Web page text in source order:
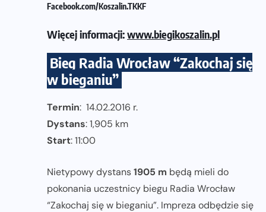
Facebook.com/Koszalin.TKKF
Więcej informacji:www.biegikoszalin.pl
Bieg Radia Wrocław “Zakochaj się
w bieganiu”
Termin: 14.02.2016 r.
Dystans: 1,905 km
Start: 11:00
Nietypowy dystans1905 m będą mieli do
pokonania uczestnicy biegu Radia Wrocław
“Zakochaj się w bieganiu”. Impreza odbędzie się